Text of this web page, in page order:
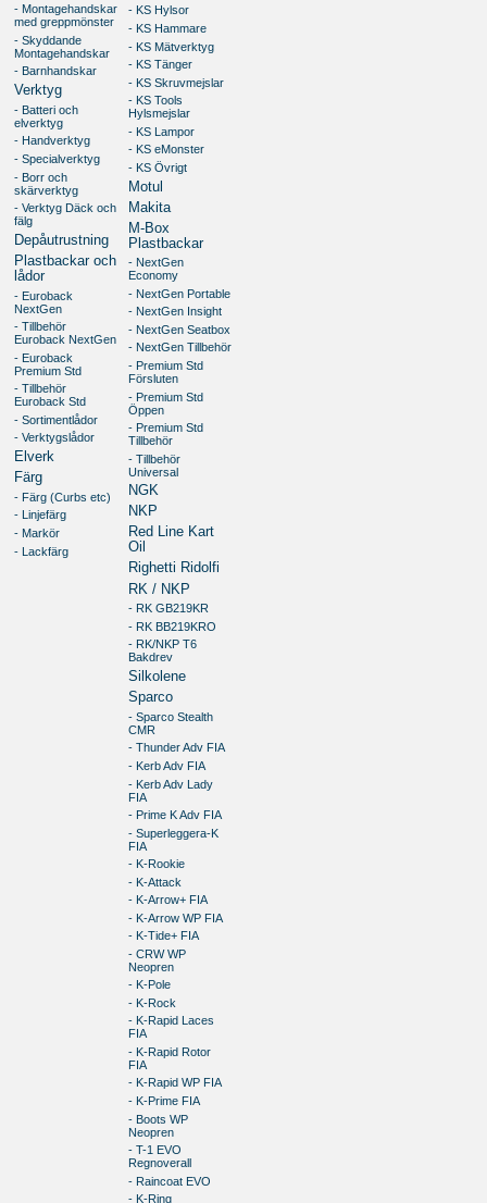
- Montagehandskar
med greppmönster
- Skyddande
Montagehandskar
- Barnhandskar
Verktyg
- Batteri och
elverktyg
- Handverktyg
- Specialverktyg
- Borr och
skärverktyg
- Verktyg Däck och
fälg
Depåutrustning
Plastbackar och
lådor
- Euroback
NextGen
- Tillbehör
Euroback NextGen
- Euroback
Premium Std
- Tillbehör
Euroback Std
- Sortimentlådor
- Verktygslådor
Elverk
Färg
- Färg (Curbs etc)
- Linjefärg
- Markör
- Lackfärg
- KS Hylsor
- KS Hammare
- KS Mätverktyg
- KS Tänger
- KS Skruvmejslar
- KS Tools
Hylsmejslar
- KS Lampor
- KS eMonster
- KS Övrigt
Motul
Makita
M-Box
Plastbackar
- NextGen
Economy
- NextGen Portable
- NextGen Insight
- NextGen Seatbox
- NextGen Tillbehör
- Premium Std
Försluten
- Premium Std
Öppen
- Premium Std
Tillbehör
- Tillbehör
Universal
NGK
NKP
Red Line Kart
Oil
Righetti Ridolfi
RK / NKP
- RK GB219KR
- RK BB219KRO
- RK/NKP T6
Bakdrev
Silkolene
Sparco
- Sparco Stealth
CMR
- Thunder Adv FIA
- Kerb Adv FIA
- Kerb Adv Lady
FIA
- Prime K Adv FIA
- Superleggera-K
FIA
- K-Rookie
- K-Attack
- K-Arrow+ FIA
- K-Arrow WP FIA
- K-Tide+ FIA
- CRW WP
Neopren
- K-Pole
- K-Rock
- K-Rapid Laces
FIA
- K-Rapid Rotor
FIA
- K-Rapid WP FIA
- K-Prime FIA
- Boots WP
Neopren
- T-1 EVO
Regnoverall
- Raincoat EVO
- K-Ring